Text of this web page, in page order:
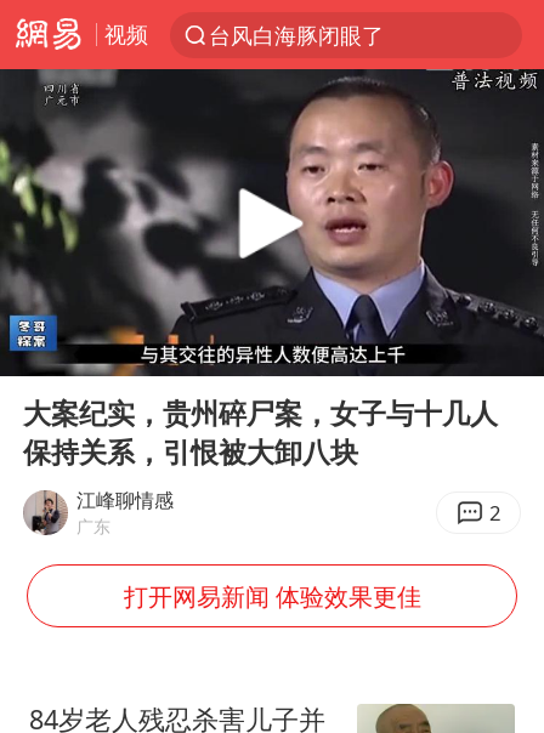
视频
台风白海豚闭眼了
“China Cool”火了，老外爱上中国避暑游
用AI造出新病毒意味着什么
美股创4月份以来最大单周涨幅
胡彦斌获《歌手2026》歌王
Play
00:00 15:38
大案纪实，贵州碎尸案，女子与十几人
保持关系，引恨被大卸八块
江峰聊情感
广东 2
打开网易新闻 体验效果更佳
84岁老人残忍杀害儿子并